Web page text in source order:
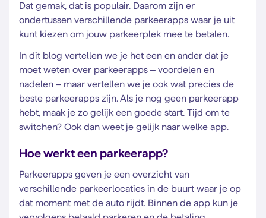
Dat gemak, dat is populair. Daarom zijn er
ondertussen verschillende parkeerapps waar je uit
kunt kiezen om jouw parkeerplek mee te betalen.
In dit blog vertellen we je het een en ander dat je
moet weten over parkeerapps – voordelen en
nadelen – maar vertellen we je ook wat precies de
beste parkeerapps zijn. Als je nog geen parkeerapp
hebt, maak je zo gelijk een goede start. Tijd om te
switchen? Ook dan weet je gelijk naar welke app.
Hoe werkt een parkeerapp?
Parkeerapps geven je een overzicht van
verschillende parkeerlocaties in de buurt waar je op
dat moment met de auto rijdt. Binnen de app kun je